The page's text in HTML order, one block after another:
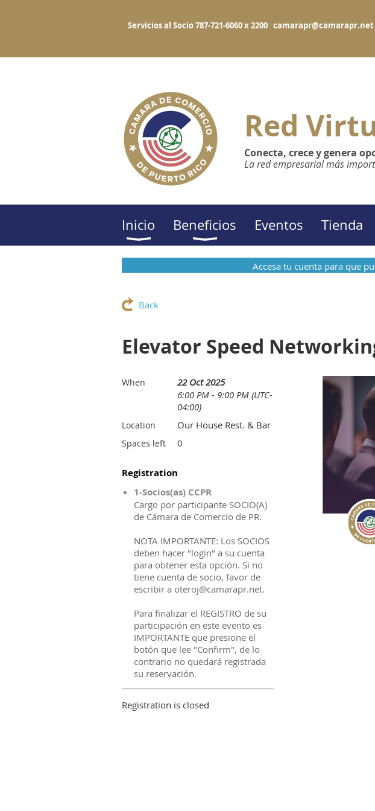
Servicios al Socio 787-721-6060 x 2200 camarapr@camarapr.net
Red
Conecta, crece y genera
La red empresarial más
Inicio Beneficios Eventos Tienda
Accesa tu cuenta para que
Back
Elevator Speed
When
22 Oct 2025
6:00 PM - 9:00 PM (UTC-
04:00)
Location Our House Rest. & Bar
Spaces left 0
Registration
1-Socios(as) CCPR
Cargo por participante SOCIO(A)
de Cámara de Comercio de PR.
NOTA IMPORTANTE: Los SOCIOS
deben hacer "login" a su cuenta
para obtener esta opción. Si no
tiene cuenta de socio, favor de
escribir a oteroj@camarapr.net.
Para finalizar el REGISTRO de su
participación en este evento es
IMPORTANTE que presione el
botón que lee "Confirm", de lo
contrario no quedará registrada
su reservación.
Registration is closed